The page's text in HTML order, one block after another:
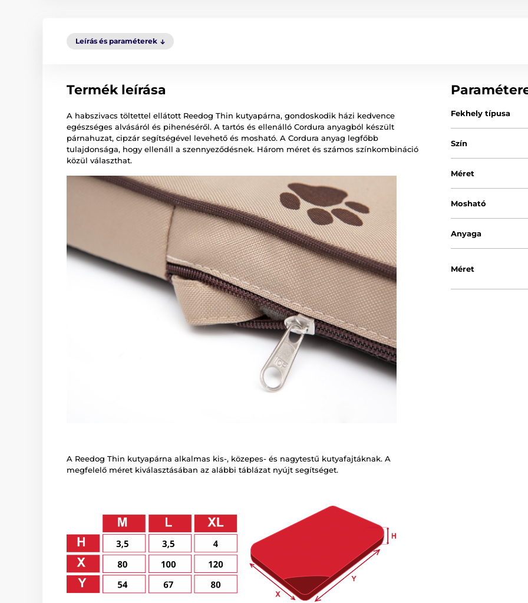
Leírás és paraméterek
Termék leírása
A habszivacs töltettel ellátott Reedog Thin kutyapárna, gondoskodik házi kedvence
egészséges alvásáról és pihenéséről. A tartós és ellenálló Cordura anyagból készült
párnahuzat, cipzár segítségével levehető és mosható. A Cordura anyag legfőbb
tulajdonsága, hogy ellenáll a szennyeződésnek. Három méret és számos színkombináció
közül választhat.
A Reedog Thin kutyapárna alkalmas kis-, közepes- és nagytestű kutyafajtáknak. A
megfelelő méret kiválasztásában az alábbi táblázat nyújt segítséget.
Fekhely típusa
Szín
Méret
Mosható
Anyaga
Méret